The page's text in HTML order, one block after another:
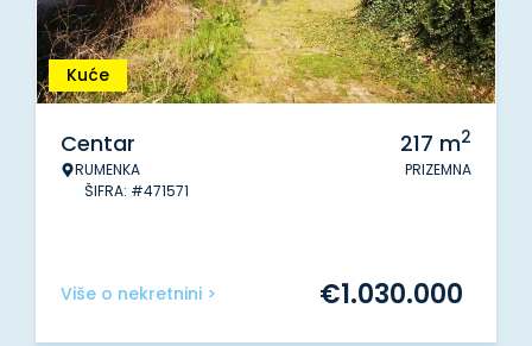
Kuće
Centar
RUMENKA
ŠIFRA: #471571
217 m2
PRIZEMNA
Više o nekretnini > €1.030.000